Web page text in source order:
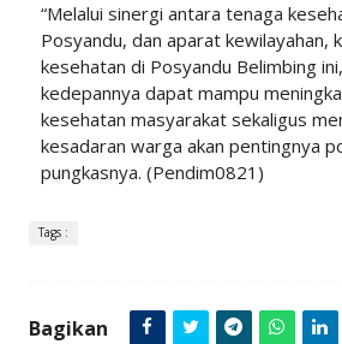
“Melalui sinergi antara tenaga
Posyandu, dan aparat kewilayahan,
kesehatan di Posyandu Belimbing
kedepannya dapat mampu
kesehatan masyarakat sekaligus
kesadaran warga akan pentingnya
pungkasnya. (Pendim0821)
Tags :
Bagikan